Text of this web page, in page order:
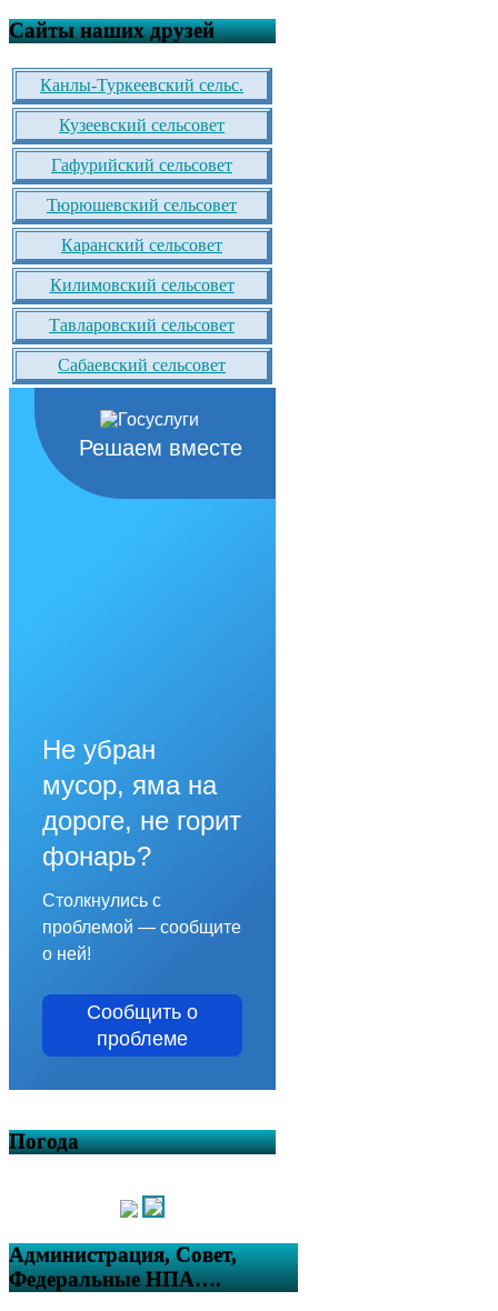
Сайты наших друзей
Канлы-Туркеевский сельс.
Кузеевский сельсовет
Гафурийский сельсовет
Тюрюшевский сельсовет
Каранский сельсовет
Килимовский сельсовет
Тавларовский сельсовет
Сабаевский сельсовет
Решаем вместе
Не убран
мусор, яма на
дороге, не горит
фонарь?
Столкнулись с
проблемой — сообщите
о ней!
Сообщить о
проблеме
Погода
Администрация, Совет,
Федеральные НПА….